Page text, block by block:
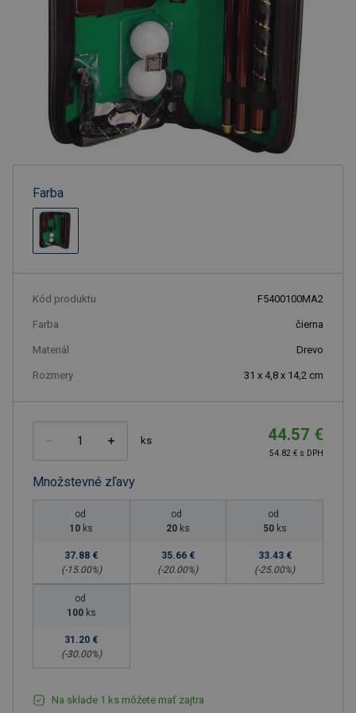
Farba
Kód produktu F5400100MA2
Farba čierna
Materiál Drevo
Rozmery 31 x 4,8 x 14,2 cm
ks 44.57 €
54.82 € s DPH
Množstevné zľavy
od
10 ks
37.88 €
(-15.00%)
od
20 ks
35.66 €
(-20.00%)
od
50 ks
33.43 €
(-25.00%)
od
100 ks
31.20 €
(-30.00%)
Na sklade 1 ks môžete mať zajtra